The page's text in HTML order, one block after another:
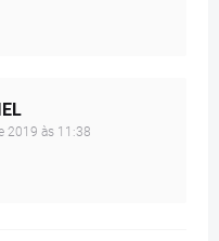
2019 às 11:38